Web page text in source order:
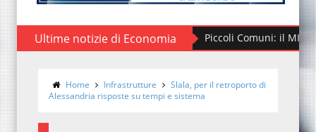
Ultime notizie di EconomiaFondo Piccoli Comuni: il MIT finanzia
Home Infrastrutture
Slala, per il retroporto di
Alessandria risposte su tempi e sistema